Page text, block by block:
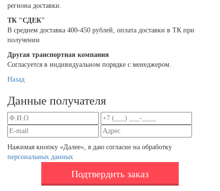
региона доставки.
ТК "СДЕК"
В среднем доставка 400-450 рублей, оплата доставки в ТК при
получении
Другая транспортная компания
Согласуется в индивидуальном порядке с менеджером.
Назад
Данные получателя
Нажимая кнопку «Далее», я даю согласие на обработку
персональных данных
Подтвердить заказ